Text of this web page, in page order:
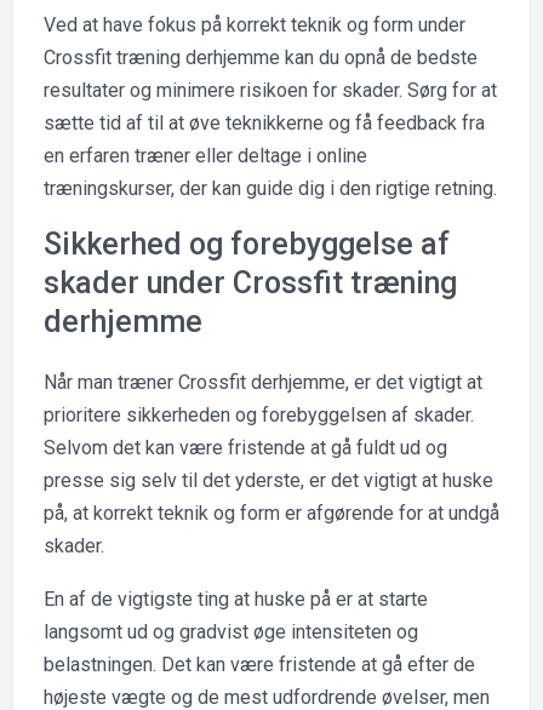
Ved at have fokus på korrekt teknik og form under
Crossfit træning derhjemme kan du opnå de bedste
resultater og minimere risikoen for skader. Sørg for at
sætte tid af til at øve teknikkerne og få feedback fra
en erfaren træner eller deltage i online
træningskurser, der kan guide dig i den rigtige retning.
Sikkerhed og forebyggelse af
skader under Crossfit træning
derhjemme
Når man træner Crossfit derhjemme, er det vigtigt at
prioritere sikkerheden og forebyggelsen af skader.
Selvom det kan være fristende at gå fuldt ud og
presse sig selv til det yderste, er det vigtigt at huske
på, at korrekt teknik og form er afgørende for at undgå
skader.
En af de vigtigste ting at huske på er at starte
langsomt ud og gradvist øge intensiteten og
belastningen. Det kan være fristende at gå efter de
højeste vægte og de mest udfordrende øvelser, men